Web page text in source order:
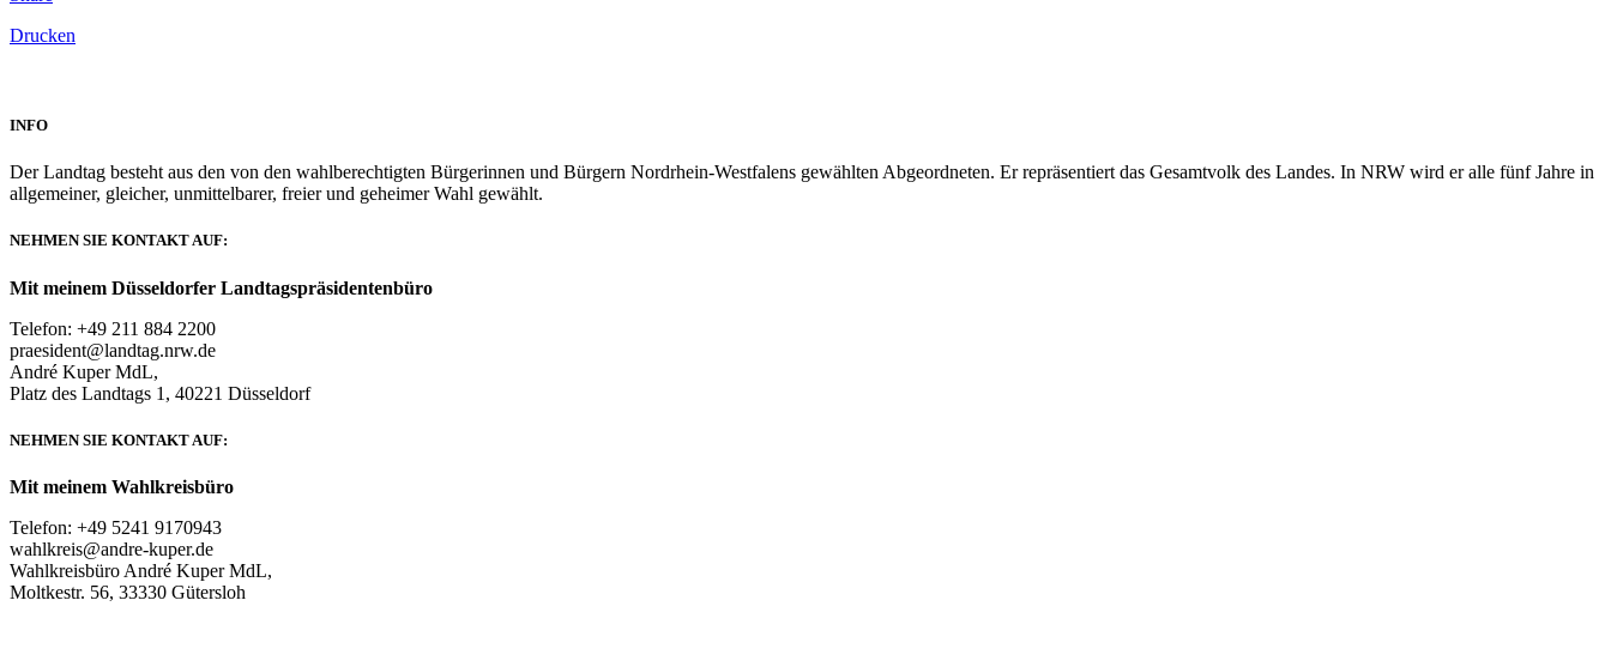
Drucken
INFO
Der Landtag besteht aus den von den wahlberechtigten Bürgerinnen und Bürgern Nordrhein-Westfalens gewählten Abgeordneten. Er repräsentiert das Gesamtvolk des Landes. In NRW wird er alle fünf Jahre in
allgemeiner, gleicher, unmittelbarer, freier und geheimer Wahl gewählt.
NEHMEN SIE KONTAKT AUF:
Mit meinem Düsseldorfer Landtagspräsidentenbüro
Telefon: +49 211 884 2200
praesident@landtag.nrw.de
André Kuper MdL,
Platz des Landtags 1, 40221 Düsseldorf
NEHMEN SIE KONTAKT AUF:
Mit meinem Wahlkreisbüro
Telefon: +49 5241 9170943
wahlkreis@andre-kuper.de
Wahlkreisbüro André Kuper MdL,
Moltkestr. 56, 33330 Gütersloh